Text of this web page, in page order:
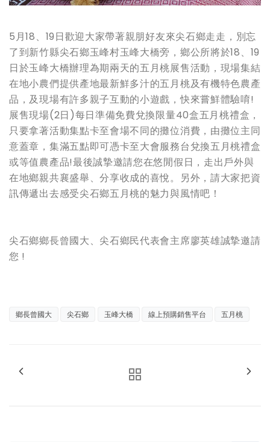
5月18、19日歡迎大家帶著親朋好友來尖石鄉走走，別忘
了到新竹縣尖石鄉玉峰村玉峰大橋旁，鄉公所將於18、19
日於玉峰大橋辦理為期兩天的五月桃展售活動，現場集結
在地小農們提供產地最新鮮多汁的五月桃及有機特色農產
品，及現場有許多親子互動的小遊戲，快來嘗鮮體驗唷!
展售現場(2日)每日準備免費兌換限量40盒五月桃禮盒，
只要拿著活動集點卡至會場不同的攤位消費，由攤位主同
意蓋章，集滿五點即可憑卡至大會服務台兌換五月桃禮盒
或等值農產品!最後誠摯邀請您在悠閒假日，走出戶外與
在地鄉親共襄盛舉、分享收成的喜悅。另外，請大家把資
訊傳遞出去感受尖石鄉五月桃的魅力與風情吧！
尖石鄉鄉長曾國大、尖石鄉民代表會主席廖英雄誠摯邀請
您 !
鄉長曾國大 尖石鄉 玉峰大橋 線上預購銷售平台 五月桃